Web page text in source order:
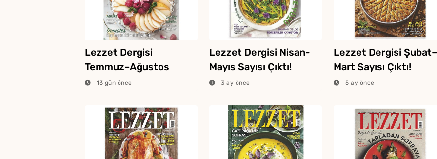
Tarifi
Yağ
Lezzet Dergisi
Temmuz–Ağustos
Sayısı Raflarda!
13 gün önce
Lezzet Dergisi Nisan-
Mayıs Sayısı Çıktı!
3 ay önce
Lezzet Dergisi Şubat–
Mart Sayısı Çıktı!
5 ay önce